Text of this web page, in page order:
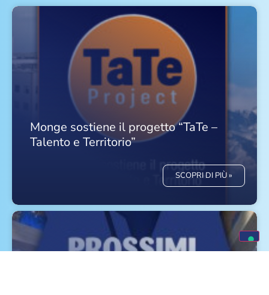
Monge sostiene il progetto “TaTe –
Talento e Territorio”
SCOPRI DI PIÙ »